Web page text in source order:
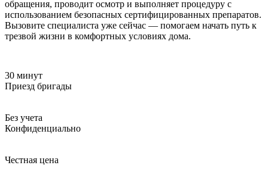
обращения, проводит осмотр и выполняет процедуру с
использованием безопасных сертифицированных препаратов.
Вызовите специалиста уже сейчас — помогаем начать путь к
трезвой жизни в комфортных условиях дома.
30 минут
Приезд бригады
Без учета
Конфиденциально
Честная цена